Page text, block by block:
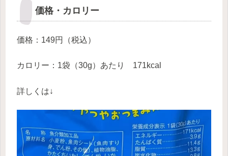
価格・カロリー
価格：149円（税込）
カロリー：1袋（30g）あたり 171kcal
詳しくは↓